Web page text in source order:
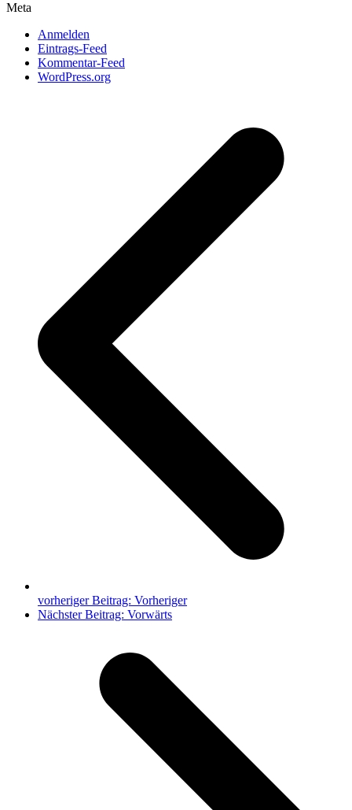
Meta
Anmelden
Eintrags-Feed
Kommentar-Feed
WordPress.org
vorheriger Beitrag: Vorheriger
Nächster Beitrag: Vorwärts